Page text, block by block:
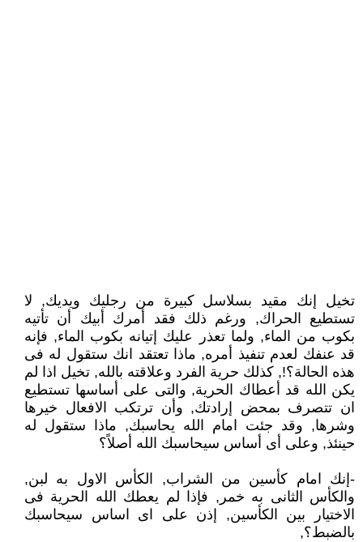
تخيل إنك مقيد بسلاسل كبيرة من رجليك ويديك, لا
تستطيع الحراك, ورغم ذلك فقد أمرك أبيك أن تأتيه
بكوب من الماء, ولما تعذر عليك إتيانه بكوب الماء, فإنه
قد عنفك لعدم تنفيذ أمره, ماذا تعتقد انك ستقول له فى
هذه الحالة؟!, كذلك حرية الفرد وعلاقته بالله, تخيل اذا لم
يكن الله قد أعطاك الحرية, والتى على أساسها تستطيع
ان تتصرف بمحض إرادتك, وأن ترتكب الافعال خيرها
وشرها, وقد جئت امام الله يحاسبك, ماذا ستقول له
حينئذ, وعلى أى أساس سيحاسبك الله أصلاً؟
-إنك امام كأسين من الشراب, الكأس الاول به لبن,
والكأس الثانى به خمر, فإذا لم يعطك الله الحرية فى
الاختيار بين الكأسين, إذن على اى اساس سيحاسبك
بالضبط؟,